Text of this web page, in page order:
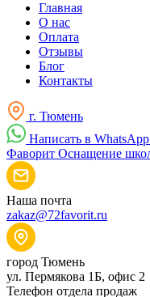
Главная
О нас
Оплата
Отзывы
Блог
Контакты
г. Тюмень
Написать в WhatsApp
Фаворит Оснащение
Наша почта
zakaz@72favorit.ru
город Тюмень
ул. Пермякова 1Б, офис 2
Телефон отдела продаж